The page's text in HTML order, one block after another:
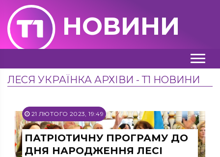
НОВИНИ
ЛЕСЯ УКРАЇНКА АРХІВИ - Т1 НОВИНИ
21 ЛЮТОГО 2023, 19:49
ПАТРІОТИЧНУ ПРОГРАМУ ДО
ДНЯ НАРОДЖЕННЯ ЛЕСІ